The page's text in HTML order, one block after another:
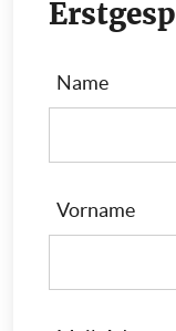
Name
Vorname